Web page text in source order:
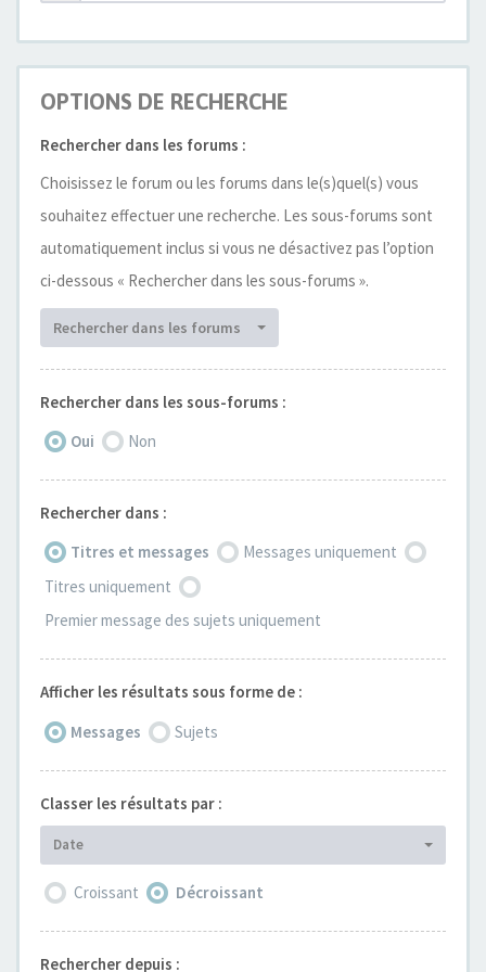
OPTIONS DE RECHERCHE
Rechercher dans les forums :
Choisissez le forum ou les forums dans le(s)quel(s) vous
souhaitez effectuer une recherche. Les sous-forums sont
automatiquement inclus si vous ne désactivez pas l’option
ci-dessous « Rechercher dans les sous-forums ».
Rechercher dans les forums
Rechercher dans les sous-forums :
Oui
Non
Rechercher dans :
Titres et messages
Messages uniquement
Titres uniquement
Premier message des sujets uniquement
Afficher les résultats sous forme de :
Messages
Sujets
Classer les résultats par :
Date
Croissant Décroissant
Rechercher depuis :